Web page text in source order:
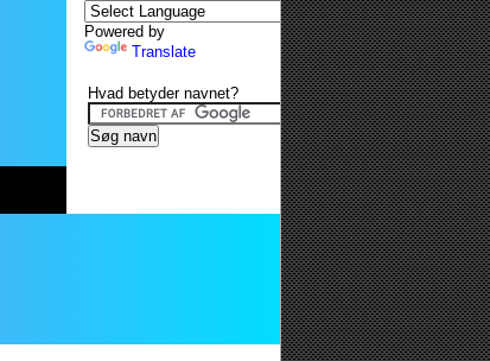
Powered by
Translate
Hvad betyder navnet?